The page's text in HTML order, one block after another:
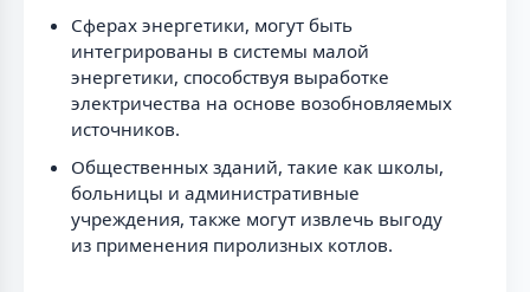
Сферах энергетики, могут быть
интегрированы в системы малой
энергетики, способствуя выработке
электричества на основе возобновляемых
источников.
Общественных зданий, такие как школы,
больницы и административные
учреждения, также могут извлечь выгоду
из применения пиролизных котлов.